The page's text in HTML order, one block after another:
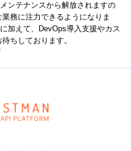
ンテナンスから解放されますの
務に注力できるようになりま
加えて、DevOps導入支援やカス
ちしております。